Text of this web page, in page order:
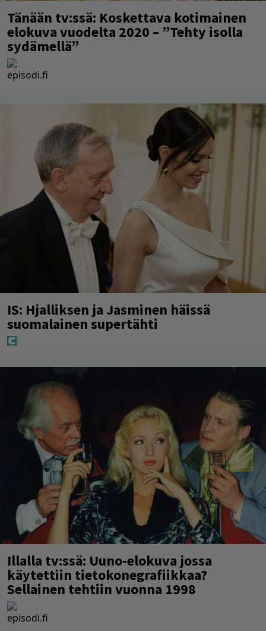
Tänään tv:ssä: Koskettava kotimainen
elokuva vuodelta 2020 – ”Tehty isolla
sydämellä”
IS: Hjalliksen ja Jasminen häissä
suomalainen supertähti
Illalla tv:ssä: Uuno-elokuva jossa
käytettiin tietokonegrafiikkaa?
Sellainen tehtiin vuonna 1998